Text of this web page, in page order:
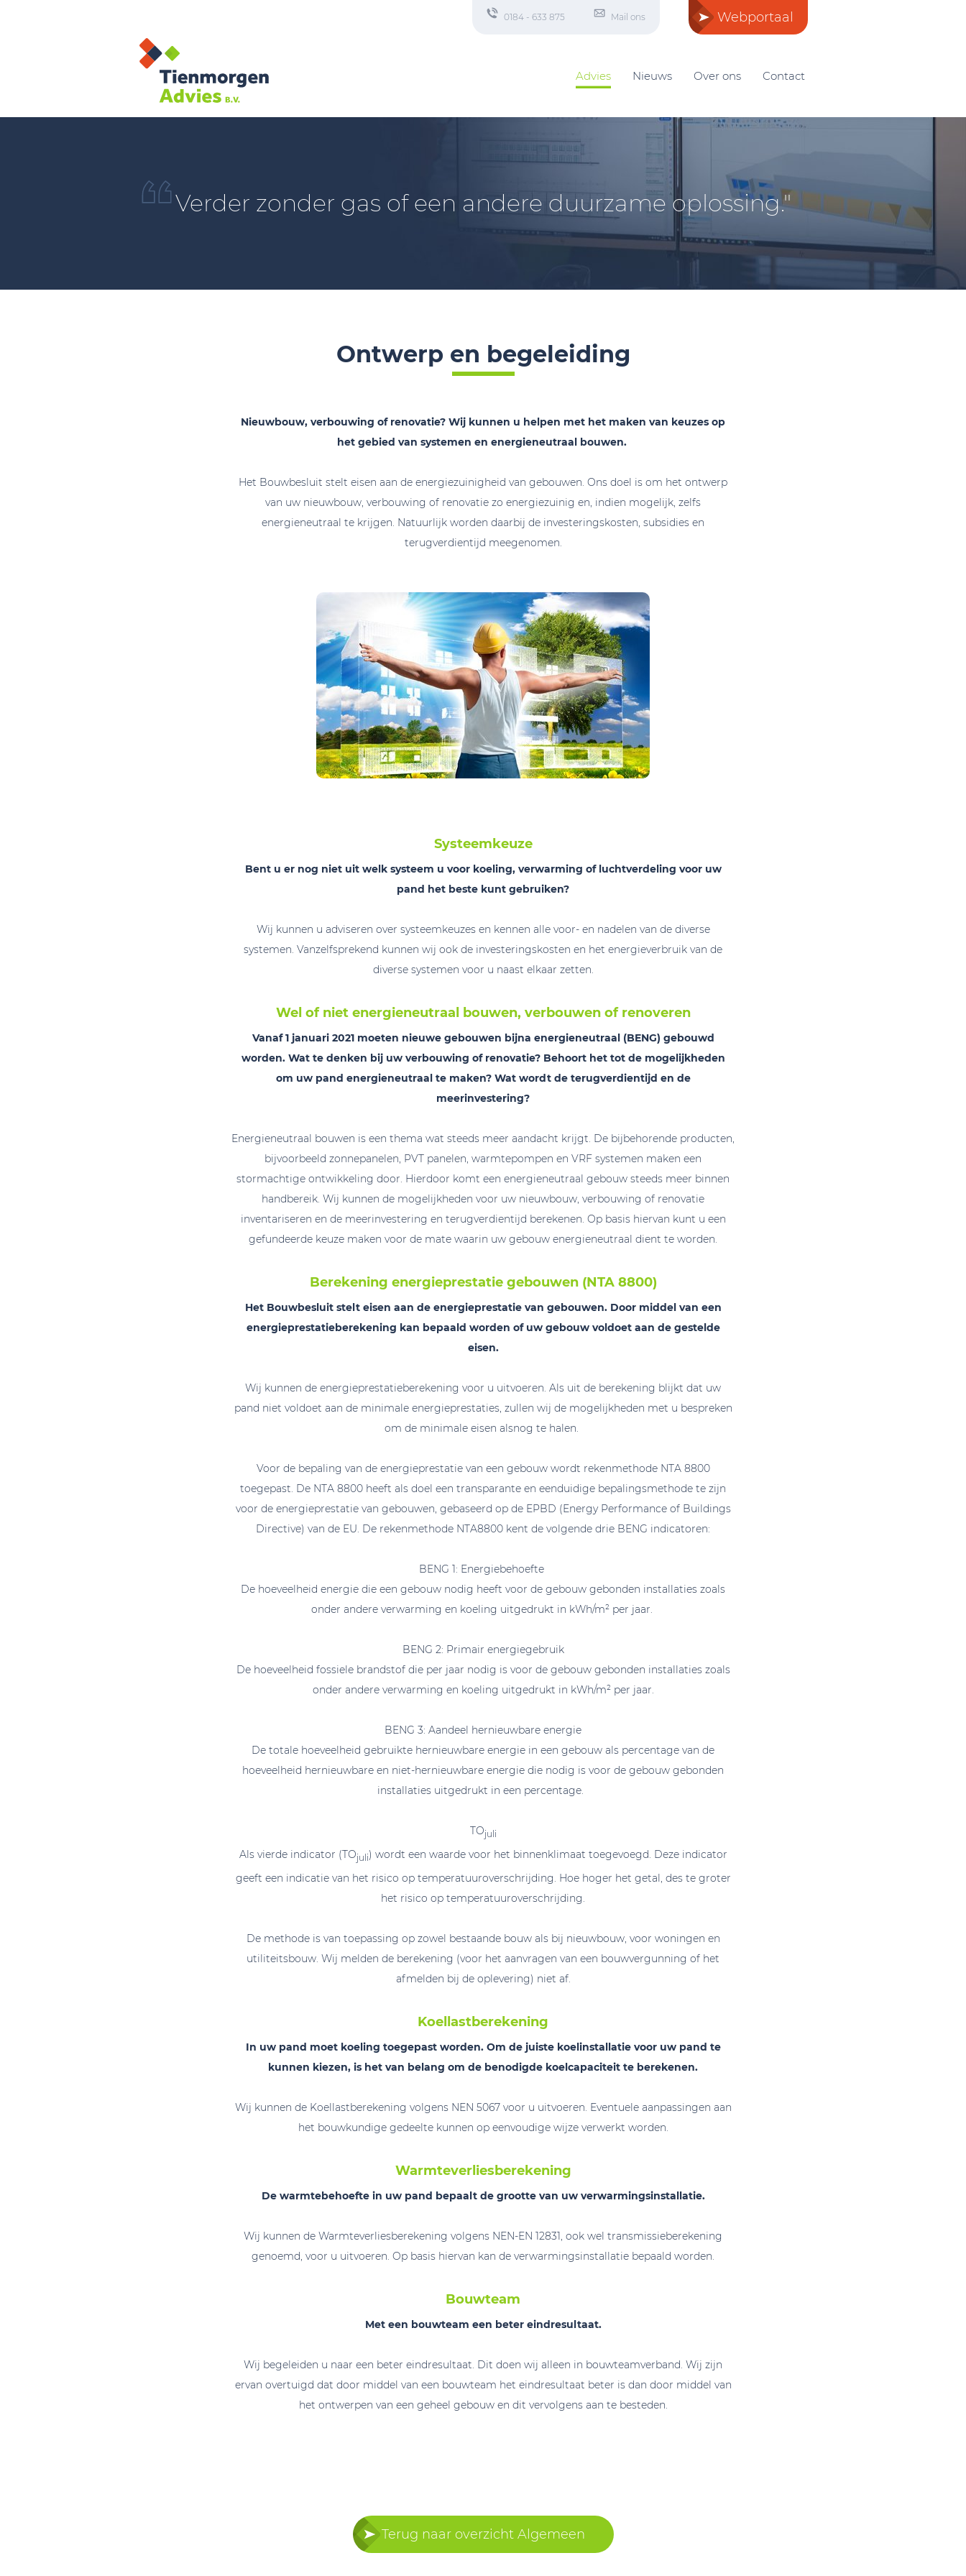
0184 - 633 875 Mail ons Webportaal
Advies Nieuws Over ons Contact
Verder zonder gas of een andere duurzame oplossing."
Ontwerp en begeleiding
Nieuwbouw, verbouwing of renovatie? Wij kunnen u helpen met het maken van keuzes op
het gebied van systemen en energieneutraal bouwen.
Het Bouwbesluit stelt eisen aan de energiezuinigheid van gebouwen. Ons doel is om het ontwerp
van uw nieuwbouw, verbouwing of renovatie zo energiezuinig en, indien mogelijk, zelfs
energieneutraal te krijgen. Natuurlijk worden daarbij de investeringskosten, subsidies en
terugverdientijd meegenomen.
Systeemkeuze
Bent u er nog niet uit welk systeem u voor koeling, verwarming of luchtverdeling voor uw
pand het beste kunt gebruiken?
Wij kunnen u adviseren over systeemkeuzes en kennen alle voor- en nadelen van de diverse
systemen. Vanzelfsprekend kunnen wij ook de investeringskosten en het energieverbruik van de
diverse systemen voor u naast elkaar zetten.
Wel of niet energieneutraal bouwen, verbouwen of renoveren
Vanaf 1 januari 2021 moeten nieuwe gebouwen bijna energieneutraal (BENG) gebouwd
worden. Wat te denken bij uw verbouwing of renovatie? Behoort het tot de mogelijkheden
om uw pand energieneutraal te maken? Wat wordt de terugverdientijd en de
meerinvestering?
Energieneutraal bouwen is een thema wat steeds meer aandacht krijgt. De bijbehorende producten,
bijvoorbeeld zonnepanelen, PVT panelen, warmtepompen en VRF systemen maken een
stormachtige ontwikkeling door. Hierdoor komt een energieneutraal gebouw steeds meer binnen
handbereik. Wij kunnen de mogelijkheden voor uw nieuwbouw, verbouwing of renovatie
inventariseren en de meerinvestering en terugverdientijd berekenen. Op basis hiervan kunt u een
gefundeerde keuze maken voor de mate waarin uw gebouw energieneutraal dient te worden.
Berekening energieprestatie gebouwen (NTA 8800)
Het Bouwbesluit stelt eisen aan de energieprestatie van gebouwen. Door middel van een
energieprestatieberekening kan bepaald worden of uw gebouw voldoet aan de gestelde
eisen.
Wij kunnen de energieprestatieberekening voor u uitvoeren. Als uit de berekening blijkt dat uw
pand niet voldoet aan de minimale energieprestaties, zullen wij de mogelijkheden met u bespreken
om de minimale eisen alsnog te halen.
Voor de bepaling van de energieprestatie van een gebouw wordt rekenmethode NTA 8800
toegepast. De NTA 8800 heeft als doel een transparante en eenduidige bepalingsmethode te zijn
voor de energieprestatie van gebouwen, gebaseerd op de EPBD (Energy Performance of Buildings
Directive) van de EU. De rekenmethode NTA8800 kent de volgende drie BENG indicatoren:
BENG 1: Energiebehoefte
De hoeveelheid energie die een gebouw nodig heeft voor de gebouw gebonden installaties zoals
onder andere verwarming en koeling uitgedrukt in kWh/m² per jaar.
BENG 2: Primair energiegebruik
De hoeveelheid fossiele brandstof die per jaar nodig is voor de gebouw gebonden installaties zoals
onder andere verwarming en koeling uitgedrukt in kWh/m² per jaar.
BENG 3: Aandeel hernieuwbare energie
De totale hoeveelheid gebruikte hernieuwbare energie in een gebouw als percentage van de
hoeveelheid hernieuwbare en niet-hernieuwbare energie die nodig is voor de gebouw gebonden
installaties uitgedrukt in een percentage.
TOjuli
Als vierde indicator (TOjuli) wordt een waarde voor het binnenklimaat toegevoegd. Deze indicator
geeft een indicatie van het risico op temperatuuroverschrijding. Hoe hoger het getal, des te groter
het risico op temperatuuroverschrijding.
De methode is van toepassing op zowel bestaande bouw als bij nieuwbouw, voor woningen en
utiliteitsbouw. Wij melden de berekening (voor het aanvragen van een bouwvergunning of het
afmelden bij de oplevering) niet af.
Koellastberekening
In uw pand moet koeling toegepast worden. Om de juiste koelinstallatie voor uw pand te
kunnen kiezen, is het van belang om de benodigde koelcapaciteit te berekenen.
Wij kunnen de Koellastberekening volgens NEN 5067 voor u uitvoeren. Eventuele aanpassingen aan
het bouwkundige gedeelte kunnen op eenvoudige wijze verwerkt worden.
Warmteverliesberekening
De warmtebehoefte in uw pand bepaalt de grootte van uw verwarmingsinstallatie.
Wij kunnen de Warmteverliesberekening volgens NEN-EN 12831, ook wel transmissieberekening
genoemd, voor u uitvoeren. Op basis hiervan kan de verwarmingsinstallatie bepaald worden.
Bouwteam
Met een bouwteam een beter eindresultaat.
Wij begeleiden u naar een beter eindresultaat. Dit doen wij alleen in bouwteamverband. Wij zijn
ervan overtuigd dat door middel van een bouwteam het eindresultaat beter is dan door middel van
het ontwerpen van een geheel gebouw en dit vervolgens aan te besteden.
Terug naar overzicht Algemeen